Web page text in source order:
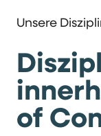
Unsere
of